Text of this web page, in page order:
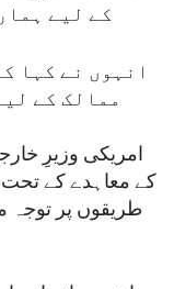
کے لیے
انہوں نے کہا
ممالک کے
امریکی وزیرِ
کے معاہدے کے
طریقوں پر توجہ